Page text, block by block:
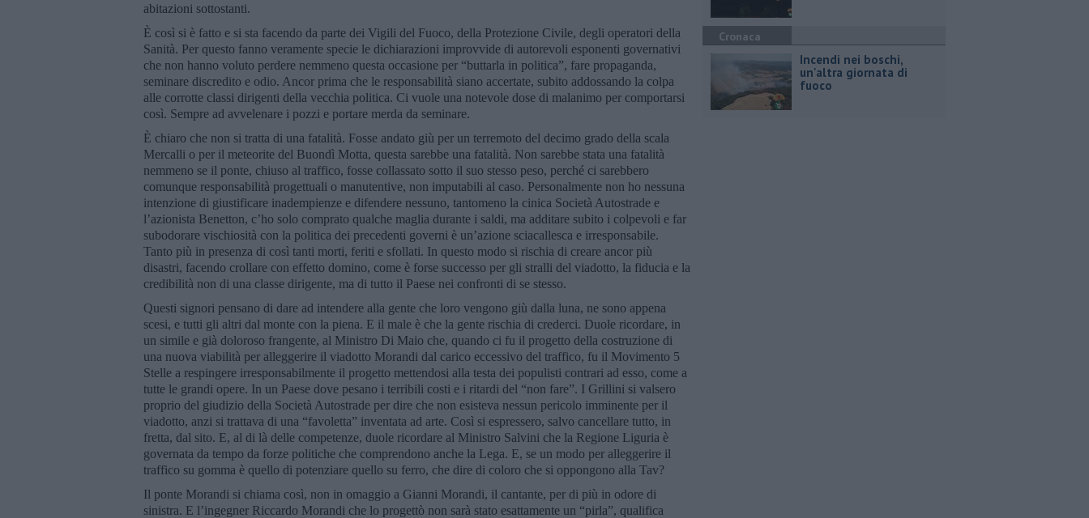
abitazioni sottostanti.
È così si è fatto e si sta facendo da parte dei Vigili del Fuoco, della Protezione Civile, degli operatori della
Sanità. Per questo fanno veramente specie le dichiarazioni improvvide di autorevoli esponenti governativi
che non hanno voluto perdere nemmeno questa occasione per “buttarla in politica”, fare propaganda,
seminare discredito e odio. Ancor prima che le responsabilità siano accertate, subito addossando la colpa
alle corrotte classi dirigenti della vecchia politica. Ci vuole una notevole dose di malanimo per comportarsi
così. Sempre ad avvelenare i pozzi e portare merda da seminare.
È chiaro che non si tratta di una fatalità. Fosse andato giù per un terremoto del decimo grado della scala
Mercalli o per il meteorite del Buondì Motta, questa sarebbe una fatalità. Non sarebbe stata una fatalità
nemmeno se il ponte, chiuso al traffico, fosse collassato sotto il suo stesso peso, perché ci sarebbero
comunque responsabilità progettuali o manutentive, non imputabili al caso. Personalmente non ho nessuna
intenzione di giustificare inadempienze e difendere nessuno, tantomeno la cinica Società Autostrade e
l’azionista Benetton, c’ho solo comprato qualche maglia durante i saldi, ma additare subito i colpevoli e far
subodorare vischiosità con la politica dei precedenti governi è un’azione sciacallesca e irresponsabile.
Tanto più in presenza di così tanti morti, feriti e sfollati. In questo modo si rischia di creare ancor più
disastri, facendo crollare con effetto domino, come è forse successo per gli stralli del viadotto, la fiducia e la
credibilità non di una classe dirigente, ma di tutto il Paese nei confronti di se stesso.
Questi signori pensano di dare ad intendere alla gente che loro vengono giù dalla luna, ne sono appena
scesi, e tutti gli altri dal monte con la piena. E il male è che la gente rischia di crederci. Duole ricordare, in
un simile e già doloroso frangente, al Ministro Di Maio che, quando ci fu il progetto della costruzione di
una nuova viabilità per alleggerire il viadotto Morandi dal carico eccessivo del traffico, fu il Movimento 5
Stelle a respingere irresponsabilmente il progetto mettendosi alla testa dei populisti contrari ad esso, come a
tutte le grandi opere. In un Paese dove pesano i terribili costi e i ritardi del “non fare”. I Grillini si valsero
proprio del giudizio della Società Autostrade per dire che non esisteva nessun pericolo imminente per il
viadotto, anzi si trattava di una “favoletta” inventata ad arte. Così si espressero, salvo cancellare tutto, in
fretta, dal sito. E, al di là delle competenze, duole ricordare al Ministro Salvini che la Regione Liguria è
governata da tempo da forze politiche che comprendono anche la Lega. E, se un modo per alleggerire il
traffico su gomma è quello di potenziare quello su ferro, che dire di coloro che si oppongono alla Tav?
Il ponte Morandi si chiama così, non in omaggio a Gianni Morandi, il cantante, per di più in odore di
sinistra. E l’ingegner Riccardo Morandi che lo progettò non sarà stato esattamente un “pirla”, qualifica
Cronaca
Incendi nei boschi,
un'altra giornata di
fuoco